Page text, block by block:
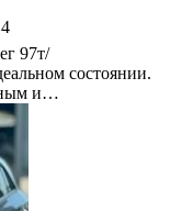
4
97т/
состоянии.
и…